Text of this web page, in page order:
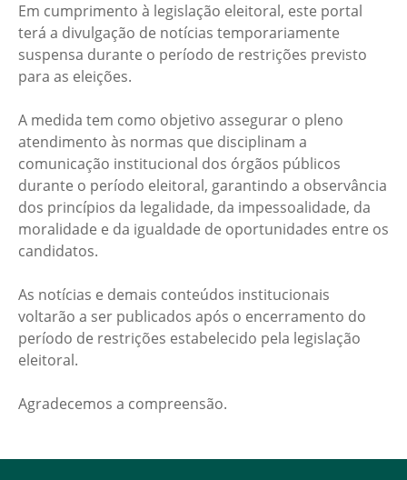
Em cumprimento à legislação eleitoral, este portal
terá a divulgação de notícias temporariamente
suspensa durante o período de restrições previsto
para as eleições.
A medida tem como objetivo assegurar o pleno
atendimento às normas que disciplinam a
comunicação institucional dos órgãos públicos
durante o período eleitoral, garantindo a observância
dos princípios da legalidade, da impessoalidade, da
moralidade e da igualdade de oportunidades entre os
candidatos.
As notícias e demais conteúdos institucionais
voltarão a ser publicados após o encerramento do
período de restrições estabelecido pela legislação
eleitoral.
Agradecemos a compreensão.